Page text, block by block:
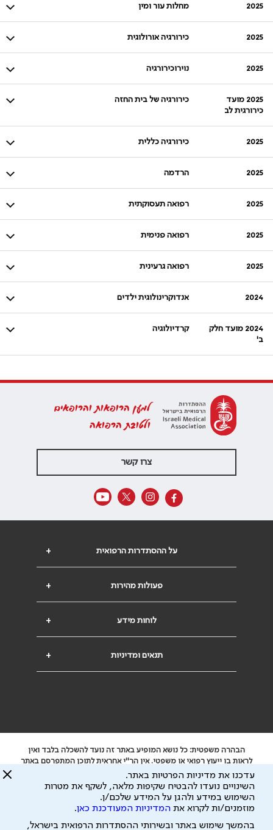
2025 מחלות עור ומין
2025 כירורגיה אורולוגית
2025 נוירוכירורגיה
2025 מועד
כירורגית לב
כירורגיה של בית החזה
2025 כירורגיה כללית
2025 הרדמה
2025 רפואה תעסוקתית
2025 רפואה פנימית
2025 רפואה גרעינית
2024 אנדוקרינולוגית ילדים
2024 מועד חלק
ב'
קרדיולוגיה
למען הרופאות והרופאים
ולטובת הרפואה
צרו קשר
+ על ההסתדרות הרפואית
+ פעולות מהירות
+ לוחות מידע
+ תנאים ומדיניות
הבהרה משפטית: כל נושא המופיע באתר זה נועד להשכלה בלבד ואין
לראות בו ייעוץ רפואי או משפטי. אין הר"י אחראית לתוכן המתפרסם באתר
זה ולכל נזק שעלול להיגרם.
ידוע לי שהר"י אוספת ושומרת מידע אישי לצורך מתן השרות וכי חלק ממנו
עשוי להיות מועבר לצדדים שלישיים, הכל בכפוף ל
ולתנאי השימוש
עדכנו את מדיניות הפרטיות באתר.
השינויים נועדו להבטיח שקיפות מלאה, לשקף את מטרות
השימוש במידע ולהגן על המידע שלכם/ן.
מוזמנים/ות לקרוא את המדיניות המעודכנת כאן.
בהמשך שימוש באתר ובשירותי ההסתדרות הרפואית בישראל,